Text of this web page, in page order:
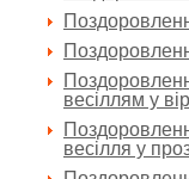
весіллям у
весілля у